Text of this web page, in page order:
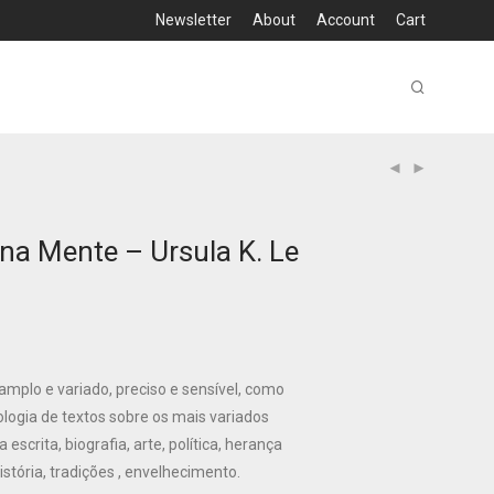
Newsletter About Account Cart
Mente – Ursula K. Le
e variado, preciso e sensível, como
de textos sobre os mais variados
escrita, biografia, arte, política, herança
tradições , envelhecimento.